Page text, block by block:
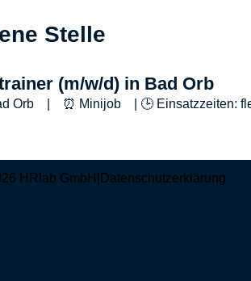
Stelle
(m/w/d) in Bad Orb
Orb | ⏰ Minijob | 🕒 Einsatzzeiten:
HRlab GmbH Datenschutzerklärung